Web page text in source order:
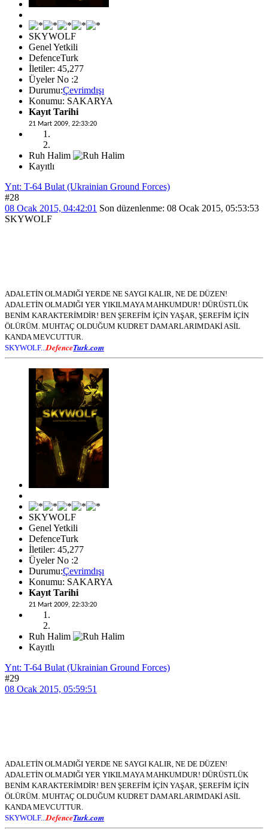
SKYWOLF
Genel Yetkili
DefenceTurk
İletiler: 45,277
Üyeler No :2
Durumu:Çevrimdışı
Konumu: SAKARYA
Kayıt Tarihi
21 Mart 2009, 22:33:20
Ruh Halim
Kayıtlı
Ynt: T-64 Bulat (Ukrainian Ground Forces)
#28
08 Ocak 2015, 04:42:01 Son düzenlenme: 08 Ocak 2015, 05:53:53
SKYWOLF
ADALETİN OLMADIĞI YERDE NE SAYGI KALIR, NE DE DÜZEN!
ADALETİN OLMADIĞI YER YIKILMAYA MAHKUMDUR! DÜRÜSTLÜK
BENİM KARAKTERİMDİR! BEN ŞEREFİM İÇİN YAŞAR, ŞEREFİM İÇİN
ÖLÜRÜM. MUHTAÇ OLDUĞUM KUDRET DAMARLARIMDAKİ ASİL
KANDA MEVCUTTUR.
SKYWOLF...DefenceTurk.com
SKYWOLF
Genel Yetkili
DefenceTurk
İletiler: 45,277
Üyeler No :2
Durumu:Çevrimdışı
Konumu: SAKARYA
Kayıt Tarihi
21 Mart 2009, 22:33:20
Ruh Halim
Kayıtlı
Ynt: T-64 Bulat (Ukrainian Ground Forces)
#29
08 Ocak 2015, 05:59:51
ADALETİN OLMADIĞI YERDE NE SAYGI KALIR, NE DE DÜZEN!
ADALETİN OLMADIĞI YER YIKILMAYA MAHKUMDUR! DÜRÜSTLÜK
BENİM KARAKTERİMDİR! BEN ŞEREFİM İÇİN YAŞAR, ŞEREFİM İÇİN
ÖLÜRÜM. MUHTAÇ OLDUĞUM KUDRET DAMARLARIMDAKİ ASİL
KANDA MEVCUTTUR.
SKYWOLF...DefenceTurk.com